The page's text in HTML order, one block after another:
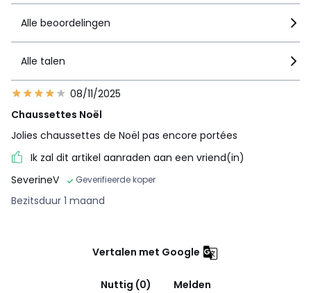
Alle beoordelingen
Alle talen
08/11/2025
Chaussettes Noël
Jolies chaussettes de Noël pas encore portées
Ik zal dit artikel aanraden aan een vriend(in)
SeverineV
Geverifieerde koper
Bezitsduur 1 maand
Vertalen met Google
Nuttig (0)
Melden